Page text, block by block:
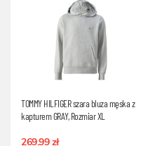
TOMMY HILFIGER szara bluza męska z
kapturem GRAY, Rozmiar XL
269.99 zł